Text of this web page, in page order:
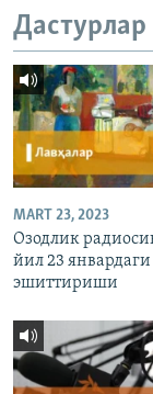
Дастурлар
MART 23, 2023
Озодлик
йил 23 январдаги
эшиттириши